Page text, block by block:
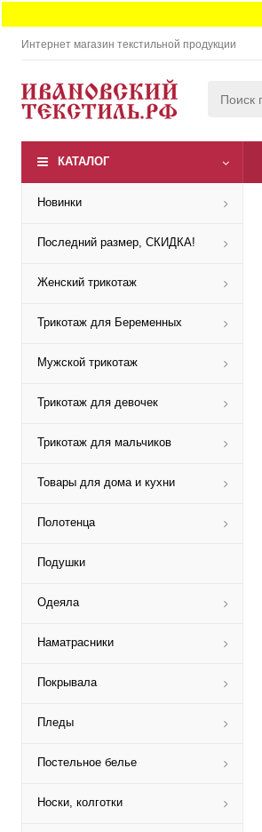
Интернет магазин текстильной продукции
КАТАЛОГ
Новинки
Последний размер, СКИДКА!
Женский трикотаж
Трикотаж для Беременных
Мужской трикотаж
Трикотаж для девочек
Трикотаж для мальчиков
Товары для дома и кухни
Полотенца
Подушки
Одеяла
Наматрасники
Покрывала
Пледы
Постельное белье
Носки, колготки